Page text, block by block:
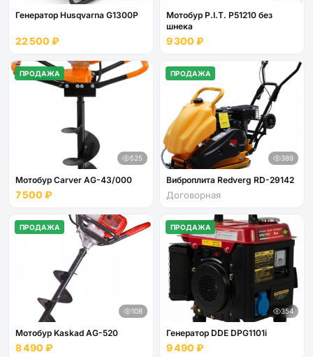
Генератор Husqvarna G1300P
22 500 ₽
Мотобур P.I.T. P51210 без
шнека
9 300 ₽
ПРОДАЖА
525
Мотобур Carver AG-43/000
7 500 ₽
ПРОДАЖА
389
Виброплита Redverg RD-29142
Договорная
ПРОДАЖА
108
Мотобур Kaskad AG-520
8 490 ₽
ПРОДАЖА
354
Генератор DDE DPG1101i
9 490 ₽